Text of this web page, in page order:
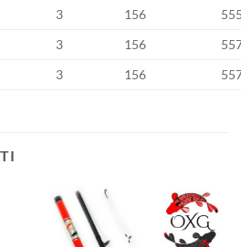
3 156
3 156
3 156